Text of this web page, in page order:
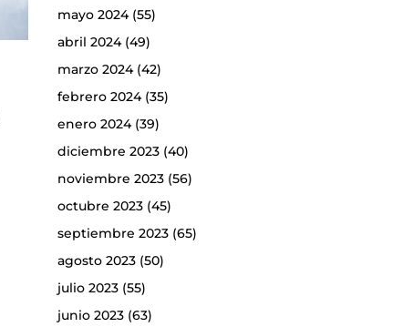
mayo 2024(55)
abril 2024(49)
marzo 2024(42)
febrero 2024(35)
enero 2024(39)
diciembre 2023(40)
noviembre 2023(56)
octubre 2023(45)
septiembre 2023(65)
agosto 2023(50)
julio 2023(55)
junio 2023(63)